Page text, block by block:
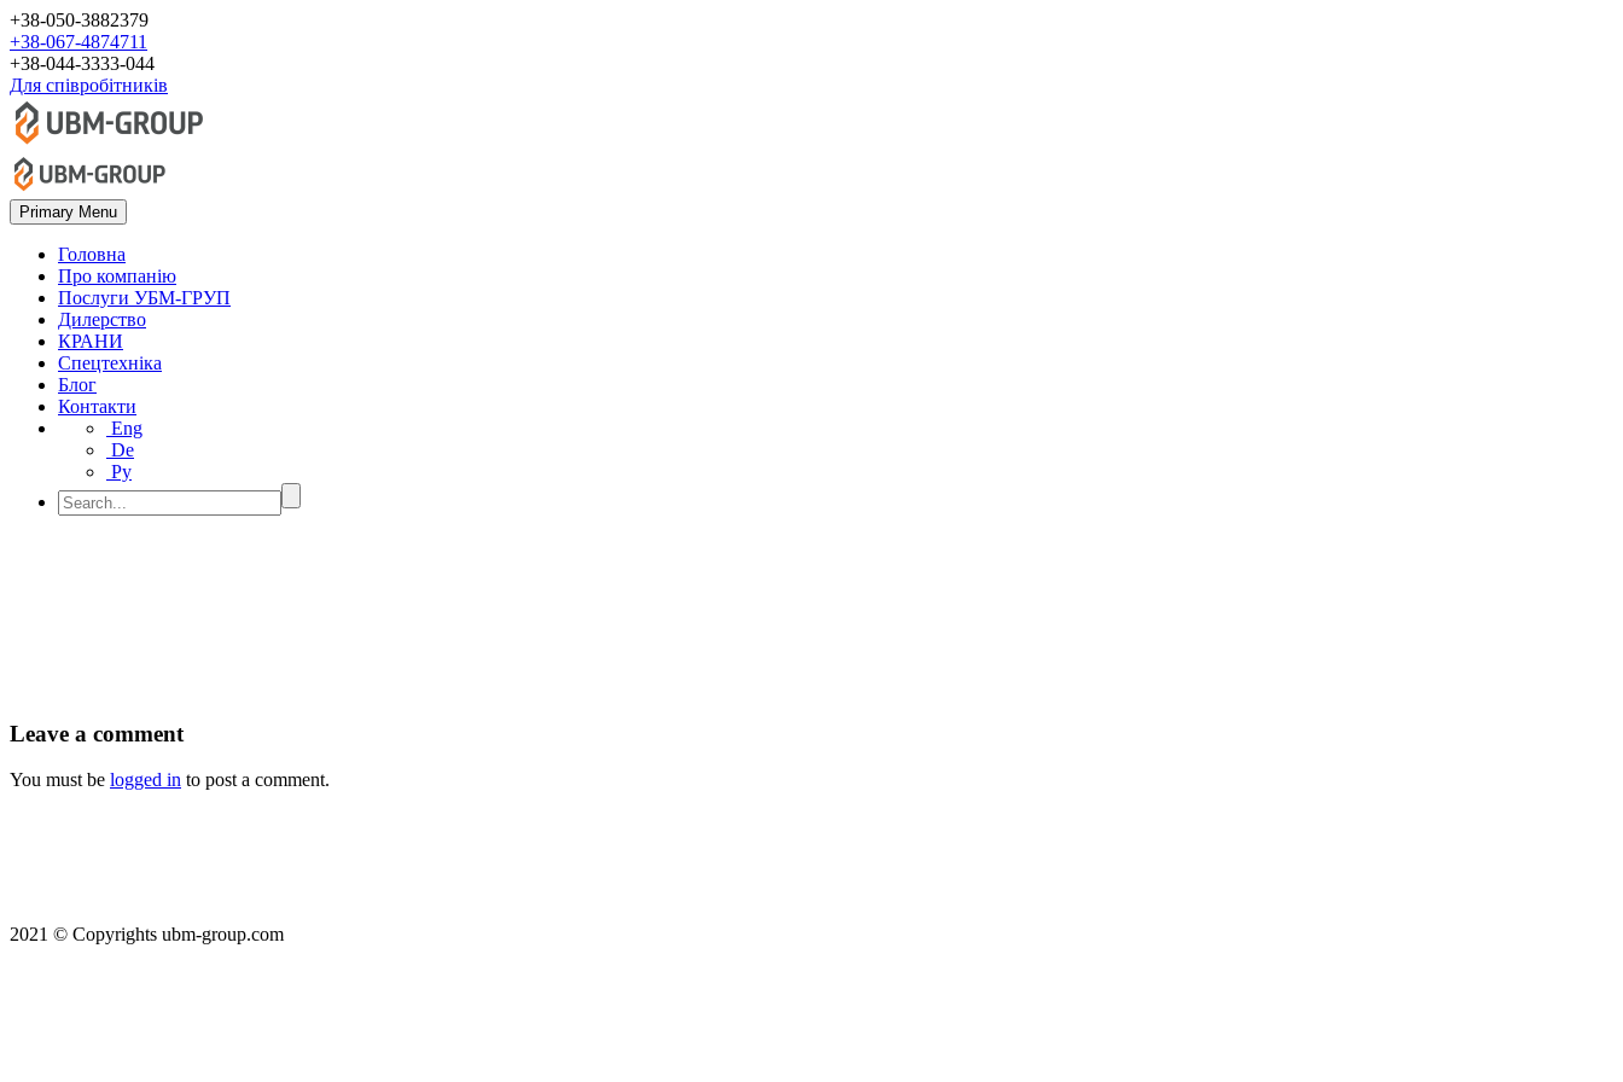
+38-050-3882379
+38-067-4874711
+38-044-3333-044
Для співробітників
Primary Menu
Головна
Про компанію
Послуги УБМ-ГРУП
Дилерство
КРАНИ
Спецтехніка
Блог
Контакти
Eng
De
Ру
Leave a comment
You must be logged in to post a comment.
2021 © Copyrights ubm-group.com